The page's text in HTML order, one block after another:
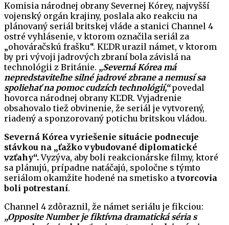
Komisia národnej obrany Severnej Kórey, najvyšší
vojenský orgán krajiny, poslala ako reakciu na
plánovaný seriál britskej vláde a stanici Channel 4
ostré vyhlásenie, v ktorom označila seriál za
„ohováračskú frašku“. KĽDR urazil námet, v ktorom
by pri vývoji jadrových zbraní bola závislá na
technológii z Británie. „Severná Kórea má
nepredstaviteľne silné jadrové zbrane a nemusí sa
spoliehať na pomoc cudzích technológií,“povedal
hovorca národnej obrany KĽDR. Vyjadrenie
obsahovalo tiež obvinenie, že seriál je vytvorený,
riadený a sponzorovaný potichu britskou vládou.
Severná Kórea vyriešenie situácie podnecuje
stávkou na „ťažko vybudované diplomatické
vzťahy“.Vyzýva, aby boli reakcionárske filmy, ktoré
sa plánujú, prípadne natáčajú, spoločne s týmto
seriálom okamžite hodené na smetisko a tvorcovia
boli potrestaní.
Channel 4 zdôraznil, že námet seriálu je fikciou:
„Opposite Number je fiktívna dramatická séria s